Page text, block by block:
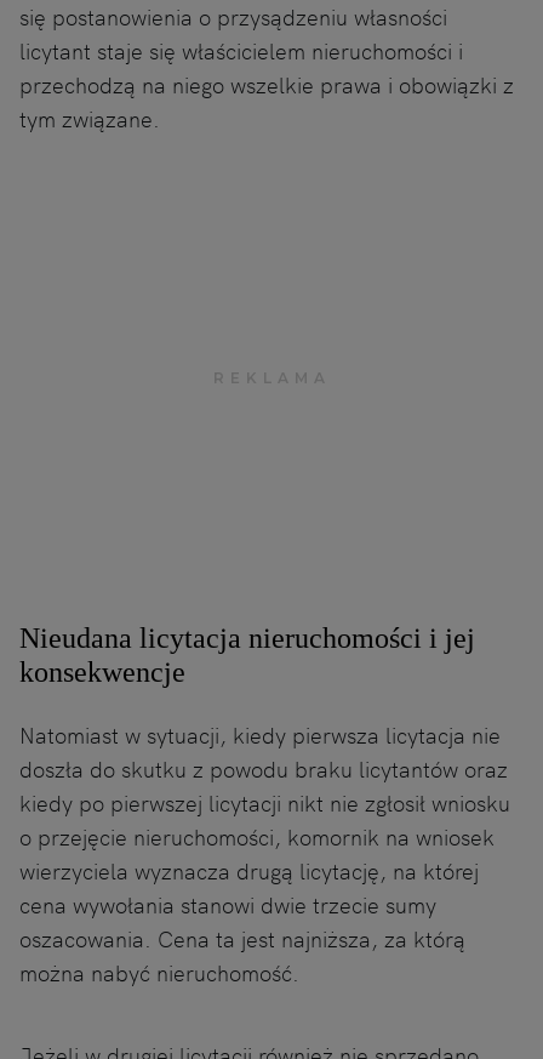
się postanowienia o przysądzeniu własności
licytant staje się właścicielem nieruchomości i
przechodzą na niego wszelkie prawa i obowiązki z
tym związane.
Nieudana licytacja nieruchomości i jej
konsekwencje
Natomiast w sytuacji, kiedy pierwsza licytacja nie
doszła do skutku z powodu braku licytantów oraz
kiedy po pierwszej licytacji nikt nie zgłosił wniosku
o przejęcie nieruchomości, komornik na wniosek
wierzyciela wyznacza drugą licytację, na której
cena wywołania stanowi dwie trzecie sumy
oszacowania. Cena ta jest najniższa, za którą
można nabyć nieruchomość.